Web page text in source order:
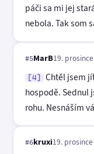
páči sa mi jej
nebola. Tak som
#5MarB19.
[4]
Chtěl jsem
hospodě. Sednul
rohu. Nesnáším
#6kruxi19.